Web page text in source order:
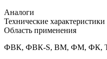
Аналоги
Технические характеристики
Область применения
ФВК, ФВК-S, ВМ, ФМ, ФК,